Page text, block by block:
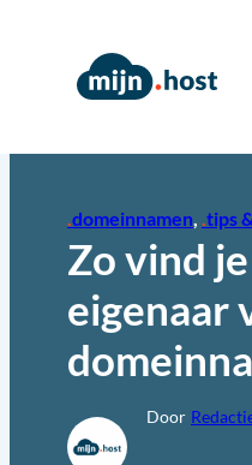
domeinnamen, tips
Zo vind
eigenaar
Door